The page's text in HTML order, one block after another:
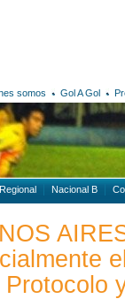
somos Gol A Gol
Nacional B